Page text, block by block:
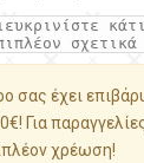
σας έχει
Για
χρέωση!